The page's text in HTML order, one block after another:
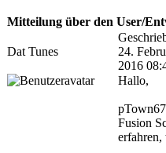
Mitteilung über den User/
Dat Tunes
24.
2016
Hallo,
Fusion
erfahren,